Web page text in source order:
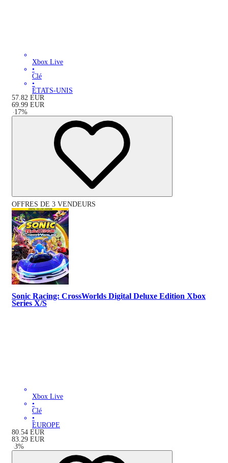
Xbox Live
•
Clé
•
ÉTATS-UNIS
57.82 EUR
69.99 EUR
-17%
OFFRES DE 3 VENDEURS
Sonic Racing: CrossWorlds Digital Deluxe Edition Xbox
Series X/S
Xbox Live
•
Clé
•
EUROPE
80.54 EUR
83.29 EUR
-3%